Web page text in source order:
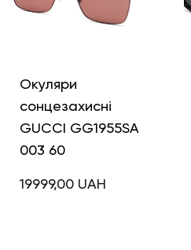
Окуляри
сонцезахисні
GUCCI GG1955SA
003 60
19999,00 UAH